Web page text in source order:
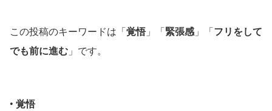
この投稿のキーワードは「覚悟」「緊張感」「フリをして
でも前に進む 」です。
• 覚悟